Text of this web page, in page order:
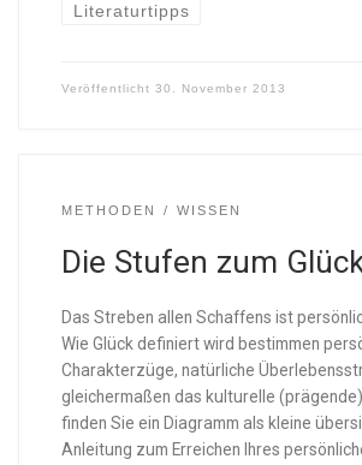
Literaturtipps
Veröffentlicht 30. November 2013
METHODEN WISSEN
Die Stufen zum
Das Streben allen Schaffens ist
Wie Glück definiert wird bestimmen
Charakterzüge, natürliche
gleichermaßen das kulturelle
finden Sie ein Diagramm als kleine
Anleitung zum Erreichen Ihres